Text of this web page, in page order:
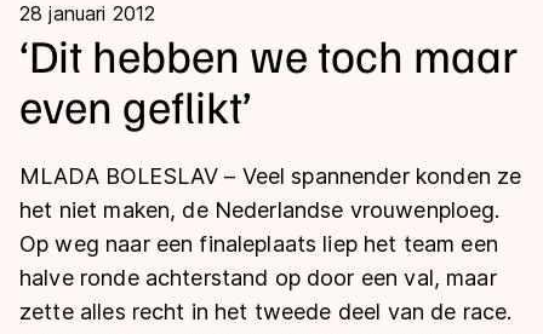
Kalender
Disciplines
Langebaan
Shorttrack
Inlineskaten
Uitslagen
Langebaan
Shorttrack
Marathon
Tijden & historie
Ranglijsten Langebaan
28 januari 2012
‘Dit hebben we toch maar
even geflikt’
MLADA BOLESLAV – Veel spannender konden ze
het niet maken, de Nederlandse vrouwenploeg.
Op weg naar een finaleplaats liep het team een
halve ronde achterstand op door een val, maar
zette alles recht in het tweede deel van de race.